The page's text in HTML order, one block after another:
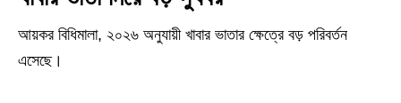
আয়কর বিধিমালা, ২০২৬ অনুযায়ী খাবার ভাতার ক্ষেত্রে বড় পরিবর্তন
এসেছে।